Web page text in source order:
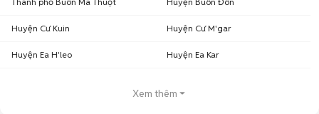
Huyện Cư Kuin Huyện Cư M'gar
Huyện Ea H'leo Huyện Ea Kar
Xem thêm